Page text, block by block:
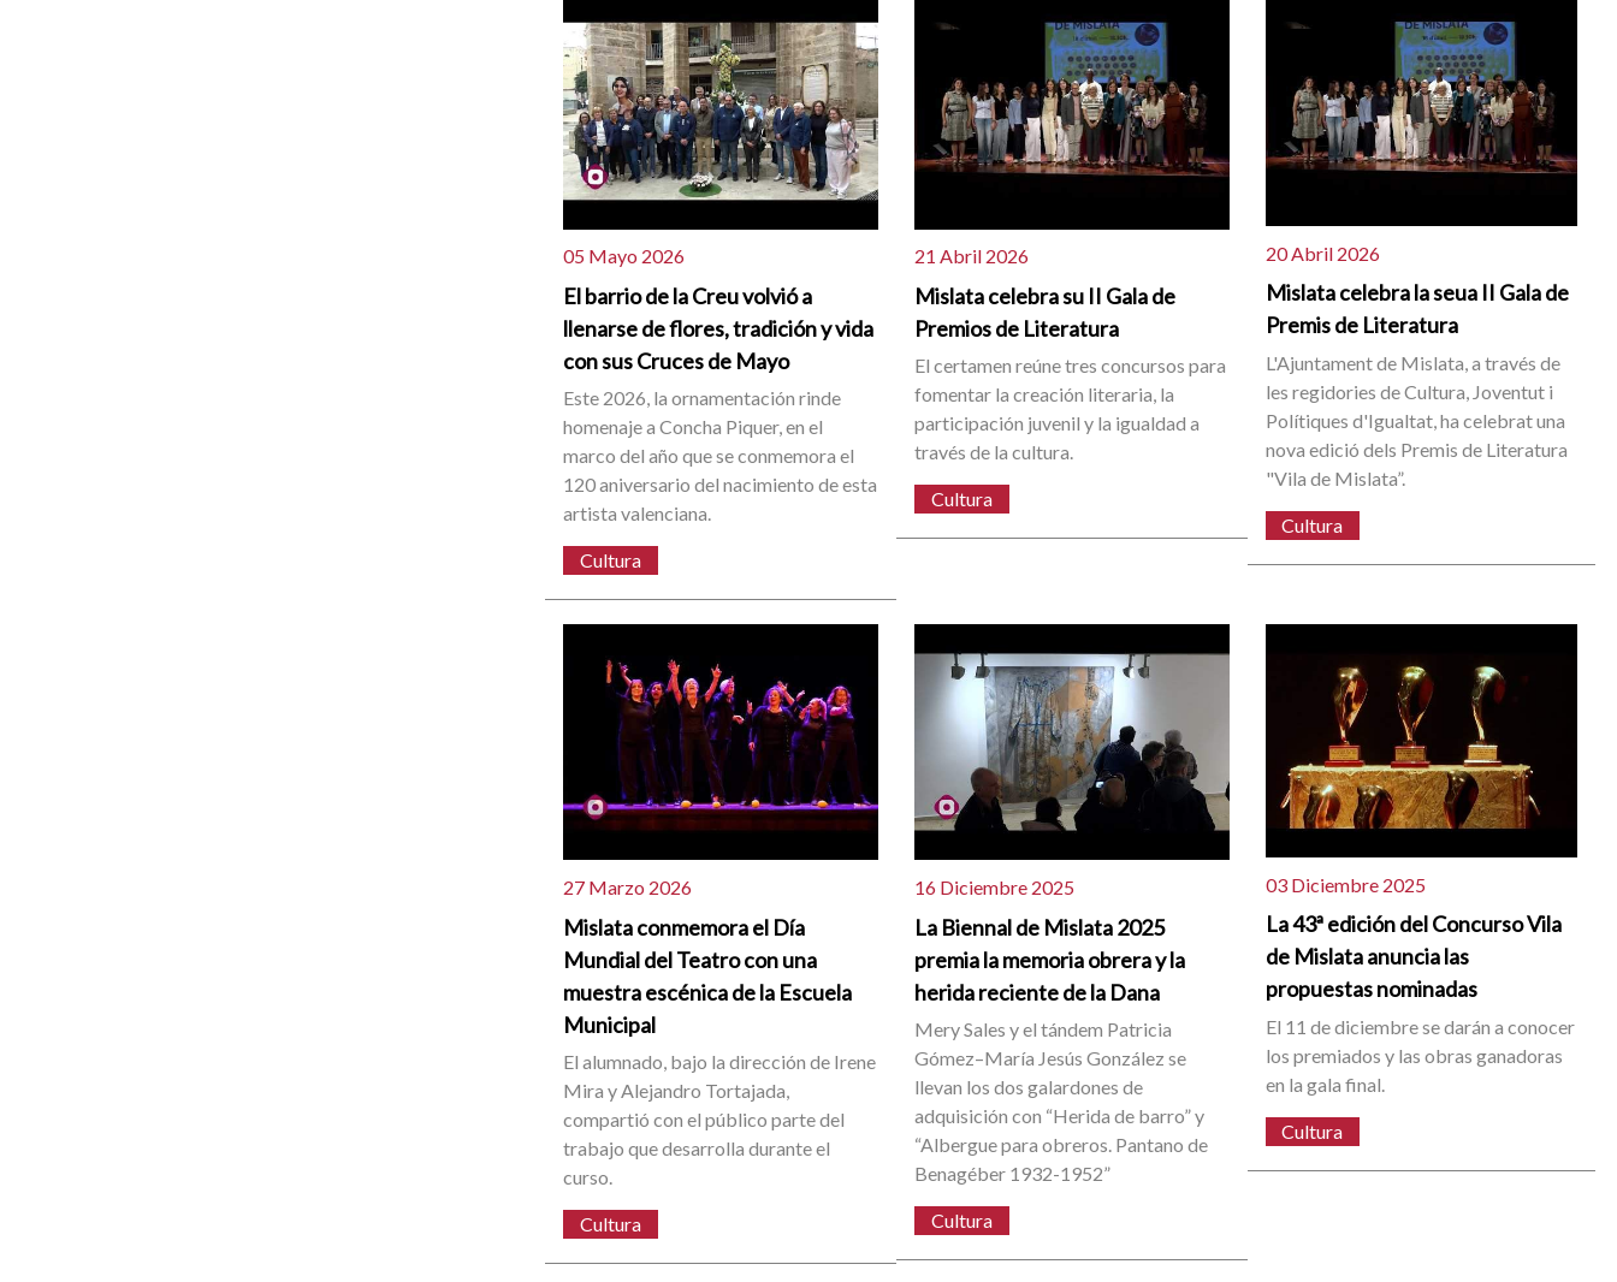
05 Mayo 2026
El barrio de la Creu volvió a
llenarse de flores, tradición y vida
con sus Cruces de Mayo
Este 2026, la ornamentación rinde
homenaje a Concha Piquer, en el
marco del año que se conmemora el
120 aniversario del nacimiento de esta
artista valenciana.
Cultura
21 Abril 2026
Mislata celebra su II Gala de
Premios de Literatura
El certamen reúne tres concursos para
fomentar la creación literaria, la
participación juvenil y la igualdad a
través de la cultura.
Cultura
20 Abril 2026
Mislata celebra la seua II Gala de
Premis de Literatura
L'Ajuntament de Mislata, a través de
les regidories de Cultura, Joventut i
Polítiques d'Igualtat, ha celebrat una
nova edició dels Premis de Literatura
"Vila de Mislata”.
Cultura
27 Marzo 2026
Mislata conmemora el Día
Mundial del Teatro con una
muestra escénica de la Escuela
Municipal
El alumnado, bajo la dirección de Irene
Mira y Alejandro Tortajada,
compartió con el público parte del
trabajo que desarrolla durante el
curso.
Cultura
16 Diciembre 2025
La Biennal de Mislata 2025
premia la memoria obrera y la
herida reciente de la Dana
Mery Sales y el tándem Patricia
Gómez–María Jesús González se
llevan los dos galardones de
adquisición con “Herida de barro” y
“Albergue para obreros. Pantano de
Benagéber 1932-1952”
Cultura
03 Diciembre 2025
La 43ª edición del Concurso Vila
de Mislata anuncia las
propuestas nominadas
El 11 de diciembre se darán a conocer
los premiados y las obras ganadoras
en la gala final.
Cultura